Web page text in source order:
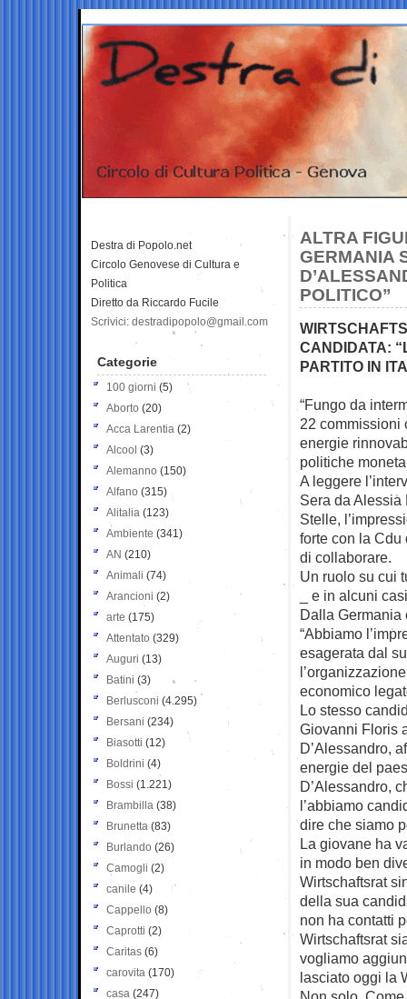
ALTRA
GERMANIA
POLITICO”
CANDIDATA:
PARTITO IN
“Fungo da
22 commissioni
energie
politiche
A leggere
Sera da Alessia
Stelle,
forte con la Cdu
di collaborare.
Un ruolo su cui
_ e in alcuni
Dalla Germania
“Abbiamo
esagerata dal
economico
Lo stesso
Giovanni Floris
D’Alessandro,
energie del
D’Alessandro,
l’abbiamo
dire che siamo
La giovane ha
in modo ben
Wirtschaftsrat
della sua
non ha contatti
Wirtschaftsrat
vogliamo
lasciato oggi la
Destra di Popolo.net
Circolo Genovese di Cultura e
Politica
Diretto da Riccardo Fucile
Scrivici: destradipopolo@gmail.com
Categorie
100 giorni (5)
Aborto (20)
Acca Larentia (2)
Alcool (3)
Alemanno (150)
Alfano (315)
Alitalia (123)
Ambiente (341)
AN (210)
Animali (74)
Arancioni (2)
arte (175)
Attentato (329)
Auguri (13)
Batini (3)
Berlusconi (4.295)
Bersani (234)
Biasotti (12)
Boldrini (4)
Bossi (1.221)
Brambilla (38)
Brunetta (83)
Burlando (26)
Camogli (2)
canile (4)
Cappello (8)
Caprotti (2)
Caritas (6)
carovita (170)
casa (247)